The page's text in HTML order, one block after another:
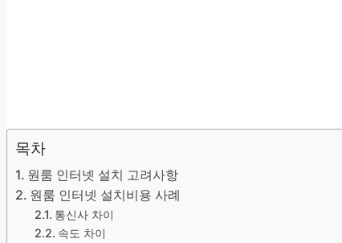
목차
원룸 인터넷 설치 고려사항
원룸 인터넷 설치비용 사례
통신사 차이
속도 차이